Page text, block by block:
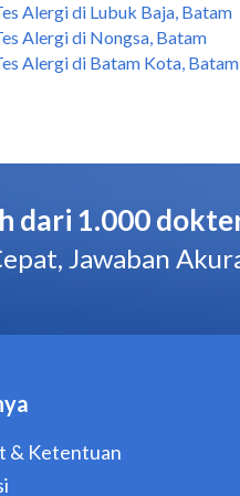
Alergi di Lubuk Baja, Batam
Alergi di Nongsa, Batam
Alergi di Batam Kota, Batam